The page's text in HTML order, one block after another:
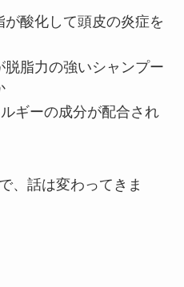
酸化して頭皮の炎症を
脂力の強いシャンプー
ギーの成分が配合され
、話は変わってきま